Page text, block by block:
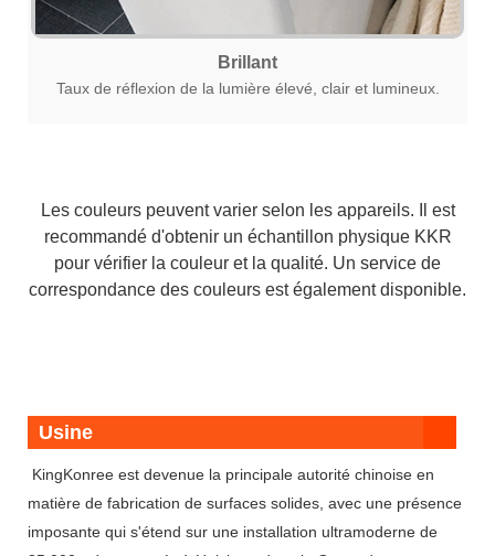
Brillant
Taux de réflexion de la lumière élevé, clair et lumineux.
Les couleurs peuvent varier selon les appareils. Il est
recommandé d'obtenir un échantillon physique KKR
pour vérifier la couleur et la qualité. Un service de
correspondance des couleurs est également disponible.
Usine
KingKonree est devenue la principale autorité chinoise en
matière de fabrication de surfaces solides, avec une présence
imposante qui s'étend sur une installation ultramoderne de